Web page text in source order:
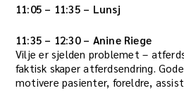
11:05 – 11:35 – Lunsj
11:35 – 12:30 – Anine Riege
Vilje er sjelden problemet –
faktisk skaper atferdsendring.
motivere pasienter, foreldre,